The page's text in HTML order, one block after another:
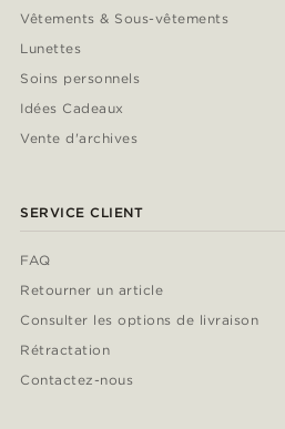
Vêtements & Sous-vêtements
Lunettes
Soins personnels
Idées Cadeaux
Vente d'archives
SERVICE CLIENT
FAQ
Retourner un article
Consulter les options de livraison
Rétractation
Contactez-nous